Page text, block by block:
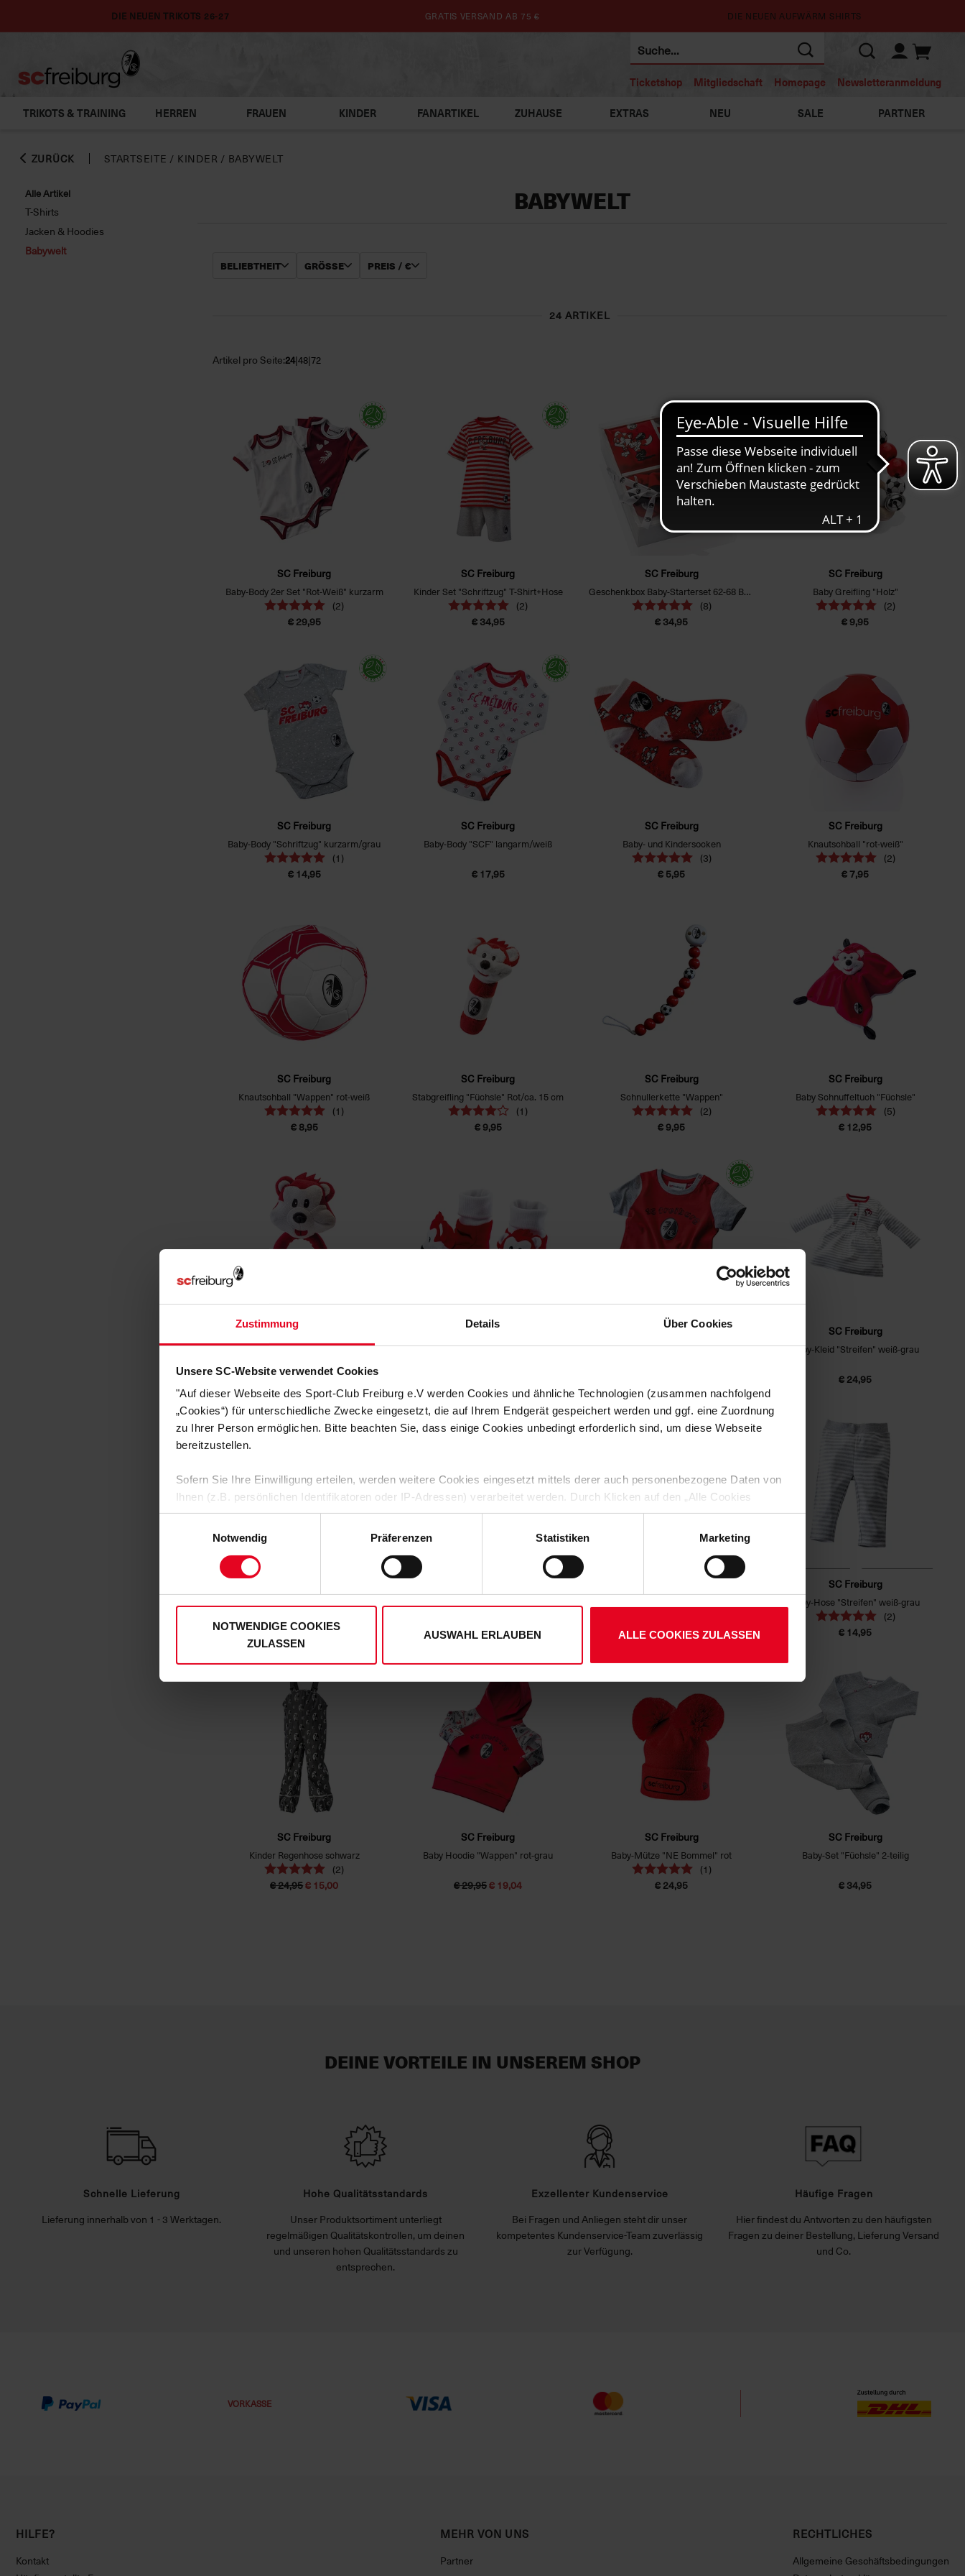
Zustimmung Details Über Cookies
Unsere SC-Website verwendet Cookies
"Auf dieser Webseite des Sport-Club Freiburg e.V werden Cookies und ähnliche Technologien (zusammen nachfolgend
„Cookies“) für unterschiedliche Zwecke eingesetzt, die auf Ihrem Endgerät gespeichert werden und ggf. eine Zuordnung
zu Ihrer Person ermöglichen. Bitte beachten Sie, dass einige Cookies unbedingt erforderlich sind, um diese Webseite
bereitzustellen.
Sofern Sie Ihre Einwilligung erteilen, werden weitere Cookies eingesetzt mittels derer auch personenbezogene Daten von
Ihnen (z.B. persönlichen Identifikatoren oder IP-Adressen) verarbeitet werden. Durch Klicken auf den „Alle Cookies
zulassen“-Button stimmen Sie der Speicherung aller aufgeführten Cookies und der entsprechenden Verarbeitung Ihrer
personenbezogenen Daten für die unten jeweils angegebene Zwecke gem. § 25 Abs. 1 TDDDG, Art. 6 Abs. 1 lit. a DSGVO
Soweit Sie „Notwendige Cookies“ auswählen, werden nur unbedingt erforderliche Cookies eingesetzt. Ihre etwaig erteilten
Notwendig
Präferenzen Statistiken Marketing
NOTWENDIGE COOKIES
ZULASSEN
AUSWAHL ERLAUBEN ALLE COOKIES ZULASSEN
DIE NEUEN TRIKOTS 26-27 GRATIS VERSAND AB 75 € DIE NEUEN AUFWÄRM SHIRTS
Ticketshop Mitgliedschaft Homepage Newsletteranmeldung
TRIKOTS & TRAINING HERREN FRAUEN KINDER FANARTIKEL ZUHAUSE EXTRAS NEU SALE PARTNER
ZURÜCK STARTSEITE / KINDER / BABYWELT
Alle Artikel
T-Shirts
Jacken & Hoodies
Babywelt
BABYWELT
BELIEBTHEIT GRÖSSE PREIS / €
24 ARTIKEL
Artikel pro Seite:24|48|72
SC Freiburg
Baby-Body 2er Set "Rot-Weiß" kurzarm
(2)
€ 29,95
SC Freiburg
Kinder Set "Schriftzug" T-Shirt+Hose
(2)
€ 34,95
SC Freiburg
Geschenkbox Baby-Starterset 62-68 Body, Schuhe, Mütze, Lätzchen
(8)
€ 34,95
SC Freiburg
Baby Greifling "Holz"
(2)
€ 9,95
SC Freiburg
Baby-Body "Schriftzug" kurzarm/grau
(1)
€ 14,95
SC Freiburg
Baby-Body "SCF" langarm/weiß
€ 17,95
SC Freiburg
Baby- und Kindersocken
(3)
€ 5,95
SC Freiburg
Knautschball "rot-weiß"
(2)
€ 7,95
SC Freiburg
Knautschball "Wappen" rot-weiß
(1)
€ 8,95
SC Freiburg
Stabgreifling "Füchsle" Rot/ca. 15 cm
(1)
€ 9,95
SC Freiburg
Schnullerkette "Wappen"
(2)
€ 9,95
SC Freiburg
Baby Schnuffeltuch "Füchsle"
(5)
€ 12,95
SC Freiburg
Baby Greifling "Füchsle"
(1)
€ 12,95
SC Freiburg
Plüsch-Babyschuhe
SC Freiburg
Baby T-Shirt "Wappen" rot-grau
SC Freiburg
Baby-Kleid "Streifen" weiß-grau
€ 24,95
€ 24,95
€ 9,95 € 12,95
SC Freiburg
Baby-Hose "Streifen" weiß-grau
(2)
€ 14,95
SC Freiburg
Kinder Regenhose schwarz
(2)
€ 24,95€ 15,00
SC Freiburg
Baby Hoodie "Wappen" rot-grau
€ 29,95€ 19,04
SC Freiburg
Baby-Mütze "NE Bommel" rot
(1)
€ 24,95
SC Freiburg
Baby-Set "Füchsle" 2-teilig
€ 34,95
DEINE VORTEILE IN UNSEREM SHOP
Schnelle Lieferung
Lieferung innerhalb von 1 - 3 Werktagen.
Hohe Qualitätsstandards
Unser Produktsortiment unterliegt
regelmäßigen Qualitätskontrollen, um deinen
und unseren hohen Qualitätsstandards zu
entsprechen.
Exzellenter Kundenservice
Bei Fragen und Anliegen steht dir unser
kompetentes Kundenservice-Team zuverlässig
zur Verfügung.
Häufige Fragen
Hier findest du Antworten zu den häufigsten
Fragen zu deiner Bestellung, Lieferung Versand
und Co.
VORKASSE
HILFE?
Kontakt
MEHR VON UNS
Partner
RECHTLICHES
Allgemeine Geschäftsbedingungen